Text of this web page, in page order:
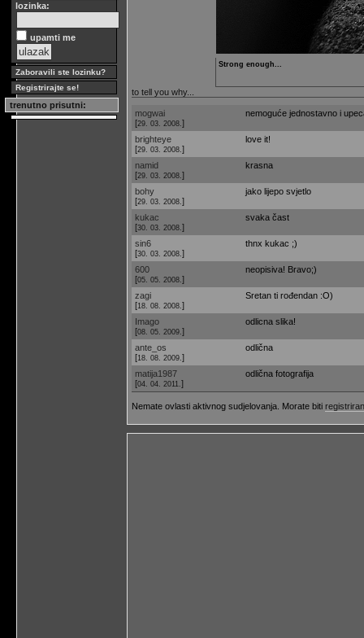
lozinka:
upamti me
Zaboravili ste lozinku?
Registrirajte se!
trenutno prisutni:
Strong enough...
to tell you why...
mogwai
[29. 03. 2008. ]
nemoguće jednostavno i
brighteye
[29. 03. 2008. ]
love it!
namid
[29. 03. 2008. ]
krasna
bohy
[29. 03. 2008. ]
jako lijepo svjetlo
kukac
[30. 03. 2008. ]
svaka čast
sin6
[30. 03. 2008. ]
thnx kukac ;)
600
[05. 05. 2008. ]
neopisiva! Bravo;)
zagi
[18. 08. 2008. ]
Sretan ti rođendan :O)
Imago
[08. 05. 2009. ]
odlicna slika!
ante_os
[18. 08. 2009. ]
odlična
matija1987
[04. 04. 2011. ]
odlična fotografija
Nemate ovlasti aktivnog sudjelovanja. Morate biti